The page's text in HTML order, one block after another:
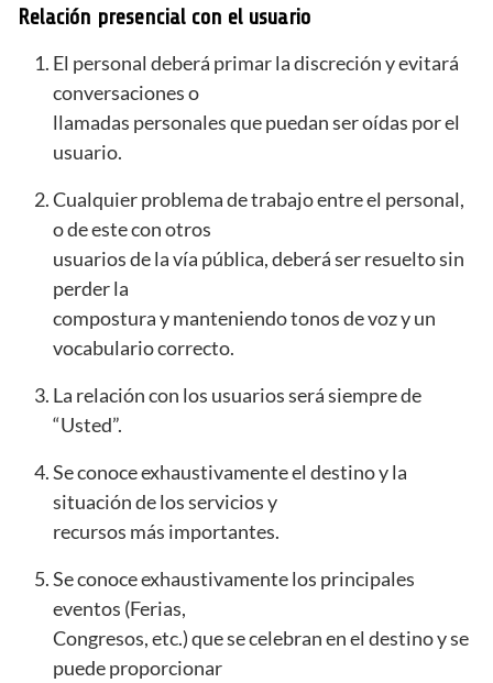
Relación presencial con el usuario
El personal deberá primar la discreción y evitará
conversaciones o
llamadas personales que puedan ser oídas por el
usuario.
Cualquier problema de trabajo entre el personal,
o de este con otros
usuarios de la vía pública, deberá ser resuelto sin
perder la
compostura y manteniendo tonos de voz y un
vocabulario correcto.
La relación con los usuarios será siempre de
“Usted”.
Se conoce exhaustivamente el destino y la
situación de los servicios y
recursos más importantes.
Se conoce exhaustivamente los principales
eventos (Ferias,
Congresos, etc.) que se celebran en el destino y se
puede proporcionar